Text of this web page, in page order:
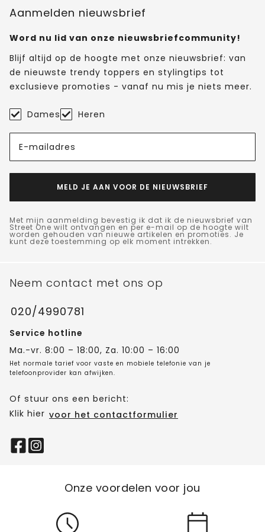
Aanmelden nieuwsbrief
Word nu lid van onze nieuwsbriefcommunity!
Blijf altijd op de hoogte met onze nieuwsbrief: van
de nieuwste trendy toppers en stylingtips tot
exclusieve promoties - vanaf nu mis je niets meer.
Dames Heren
E-mailadres
MELD JE AAN VOOR DE NIEUWSBRIEF
Met mijn aanmelding bevestig ik dat ik de nieuwsbrief van
Street One wilt ontvangen en per e-mail op de hoogte wilt
worden gehouden van nieuwe artikelen en promoties. Je
kunt deze toestemming op elk moment intrekken.
Neem contact met ons op
020/4990781
Service hotline
Ma.-vr. 8:00 – 18:00, Za. 10:00 – 16:00
Het normale tarief voor vaste en mobiele telefonie van je
telefoonprovider kan afwijken.
Of stuur ons een bericht:
Klik hier voor het contactformulier
Onze voordelen voor jou